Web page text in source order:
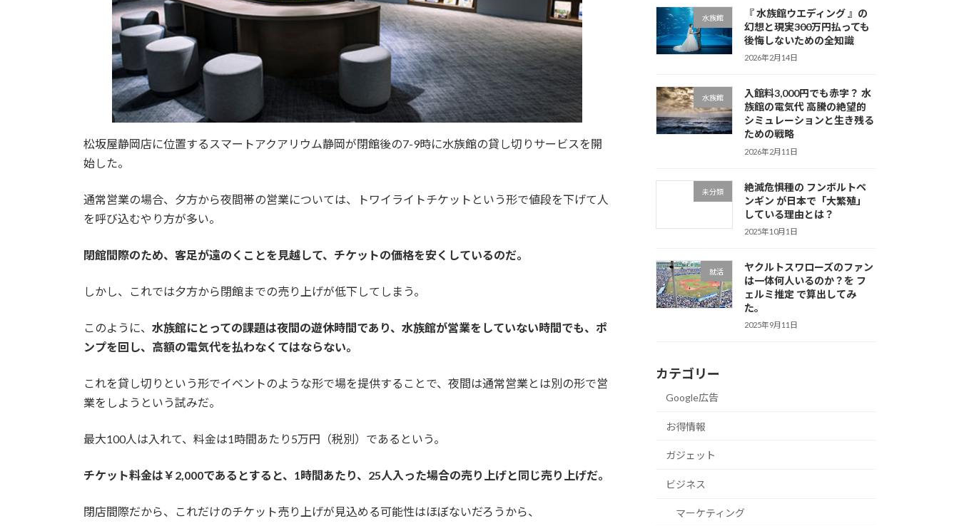
松坂屋静岡店に位置するスマートアクアリウム静岡が閉館後の7-9時に水族館の貸し切りサービスを開
始した。
通常営業の場合、夕方から夜間帯の営業については、トワイライトチケットという形で値段を下げて人
を呼び込むやり方が多い。
閉館間際のため、客足が遠のくことを見越して、チケットの価格を安くしているのだ。
しかし、これでは夕方から閉館までの売り上げが低下してしまう。
このように、 水族館にとっての課題は夜間の遊休時間であり、水族館が営業をしていない時間でも、ポ
ンプを回し、高額の電気代を払わなくてはならない。
これを貸し切りという形でイベントのような形で場を提供することで、夜間は通常営業とは別の形で営
業をしようという試みだ。
最大100人は入れて、料金は1時間あたり5万円（税別）であるという。
チケット料金は￥2,000であるとすると、1時間あたり、25人入った場合の売り上げと同じ売り上げだ。
閉店間際だから、これだけのチケット売り上げが見込める可能性はほぼないだろうから、
水族館
『 水族館ウエディング 』の
幻想と現実――300万円払っても
後悔しないための全知識
2026年2月14日
水族館
入館料3,000円でも赤字？ 水
族館の電気代 高騰の絶望的
シミュレーションと生き残る
ための戦略
2026年2月11日
未分類
絶滅危惧種の フンボルトペ
ンギン が日本で「大繁殖」
している理由とは？
2025年10月1日
就活
ヤクルトスワローズのファン
は一体何人いるのか？を フ
ェルミ推定 で算出してみ
た。
2025年9月11日
カテゴリー
Google広告
お得情報
ガジェット
ビジネス
マーケティング